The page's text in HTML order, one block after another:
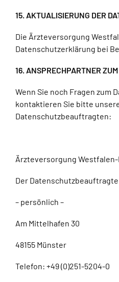
15. AKTUALISIERUNG DER
Die Ärzteversorgung
Datenschutzerklärung bei
16. ANSPRECHPARTNER
Wenn Sie noch Fragen zum
kontaktieren Sie bitte
Datenschutzbeauftragten:
Ärzteversorgung
Der Datenschutzbeauftragte
– persönlich –
Am Mittelhafen 30
48155 Münster
Telefon: +49 (0)251-5204-0